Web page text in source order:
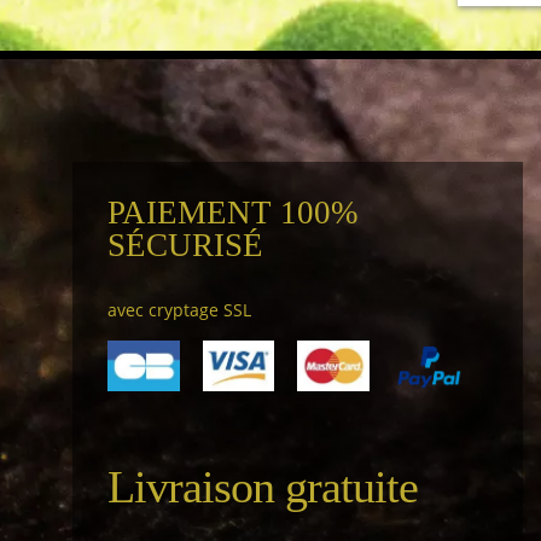
PAIEMENT 100%
SÉCURISÉ
avec cryptage SSL
Livraison gratuite